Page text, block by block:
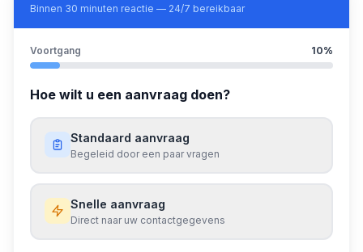
Binnen 30 minuten reactie — 24/7 bereikbaar
Voortgang 10%
Hoe wilt u een aanvraag doen?
Standaard aanvraag
Begeleid door een paar vragen
Snelle aanvraag
Direct naar uw contactgegevens